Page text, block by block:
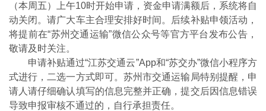
（本周五）上午10时开始申请，资金申请满额后，系统将自
动关闭。请广大车主合理安排好时间。后续补贴申领活动，
将提前在“苏州交通运输”微信公众号等官方平台发布公告，
敬请及时关注。
申请补贴通过“江苏交通云”App和“苏交办”微信小程序方
式进行，二选一方式即可。苏州市交通运输局特别提醒，申
请人请仔细确认填写的信息完整并正确，提交后因信息错误
导致申报审核不通过的，自行承担责任。